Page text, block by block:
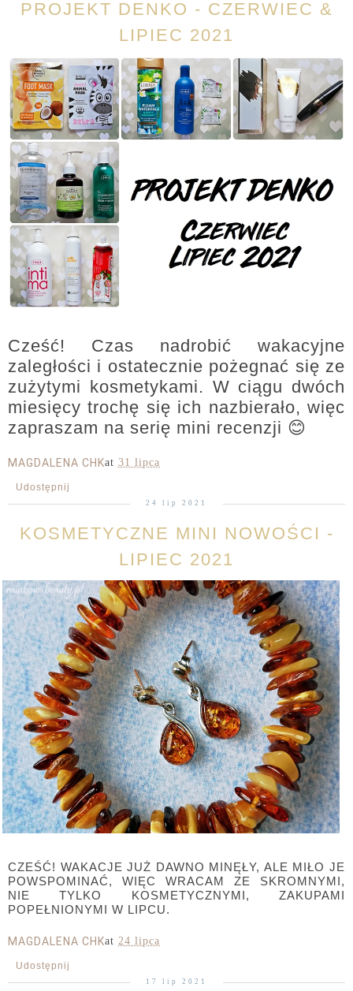
PROJEKT DENKO - CZERWIEC &
LIPIEC 2021
Cześć! Czas nadrobić wakacyjne
zaległości i ostatecznie pożegnać się ze
zużytymi kosmetykami. W ciągu dwóch
miesięcy trochę się ich nazbierało, więc
zapraszam na serię mini recenzji 😊
MAGDALENA CHKat 31 lipca
Udostępnij
24 lip 2021
KOSMETYCZNE MINI NOWOŚCI -
LIPIEC 2021
CZEŚĆ! WAKACJE JUŻ DAWNO MINĘŁY, ALE MIŁO JE
POWSPOMINAĆ, WIĘC WRACAM ZE SKROMNYMI,
NIE TYLKO KOSMETYCZNYMI, ZAKUPAMI
POPEŁNIONYMI W LIPCU.
MAGDALENA CHKat 24 lipca
Udostępnij
17 lip 2021